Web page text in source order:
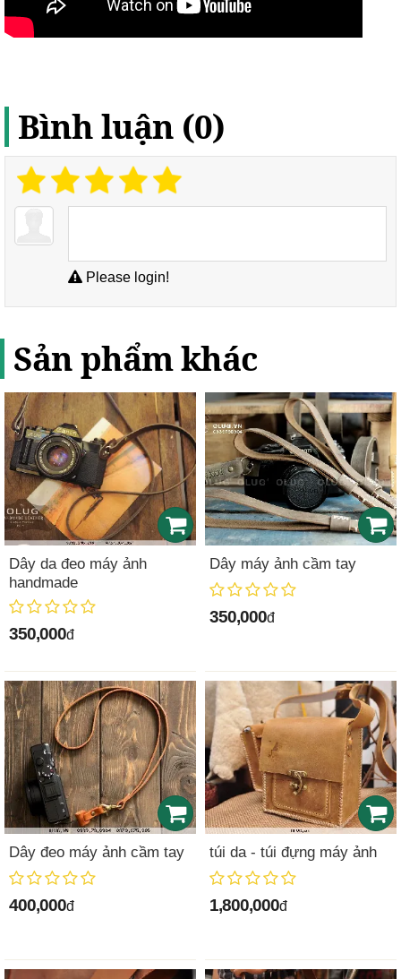
Bình luận (0)
Please login!
Sản phẩm khác
Dây da đeo máy ảnh
handmade
350,000đ
Dây máy ảnh cầm tay
350,000đ
Dây đeo máy ảnh cầm tay
400,000đ
túi da - túi đựng máy ảnh
1,800,000đ